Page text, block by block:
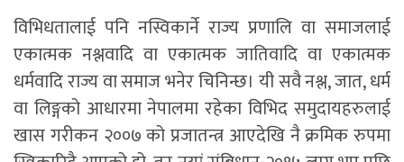
विभिधतालाई पनि नस्विकार्ने राज्य प्रणालि वा समाजलाई
एकात्मक नश्लवादि वा एकात्मक जातिवादि वा एकात्मक
धर्मवादि राज्य वा समाज भनेर चिनिन्छ। यी सवै नश्ल, जात, धर्म
वा लिङ्गको आधारमा नेपालमा रहेका विभिद समुदायहरुलाई
खास गरीकन २००७ को प्रजातन्त्र आएदेखि नै क्रमिक रुपमा